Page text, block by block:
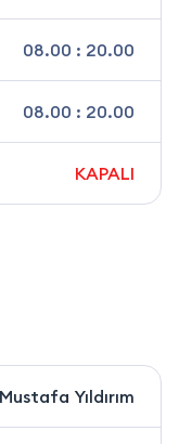
08.00 : 20.00
08.00 : 20.00
KAPALI
Mustafa Yıldırım